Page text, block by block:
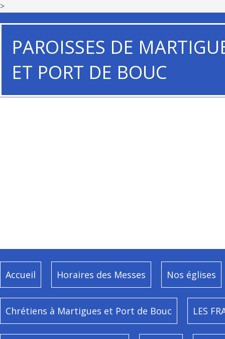
>
PAROISSES DE
ET PORT DE BOUC
Accueil Horaires des Messes Nos églises
Chrétiens à Martigues et Port de Bouc LES